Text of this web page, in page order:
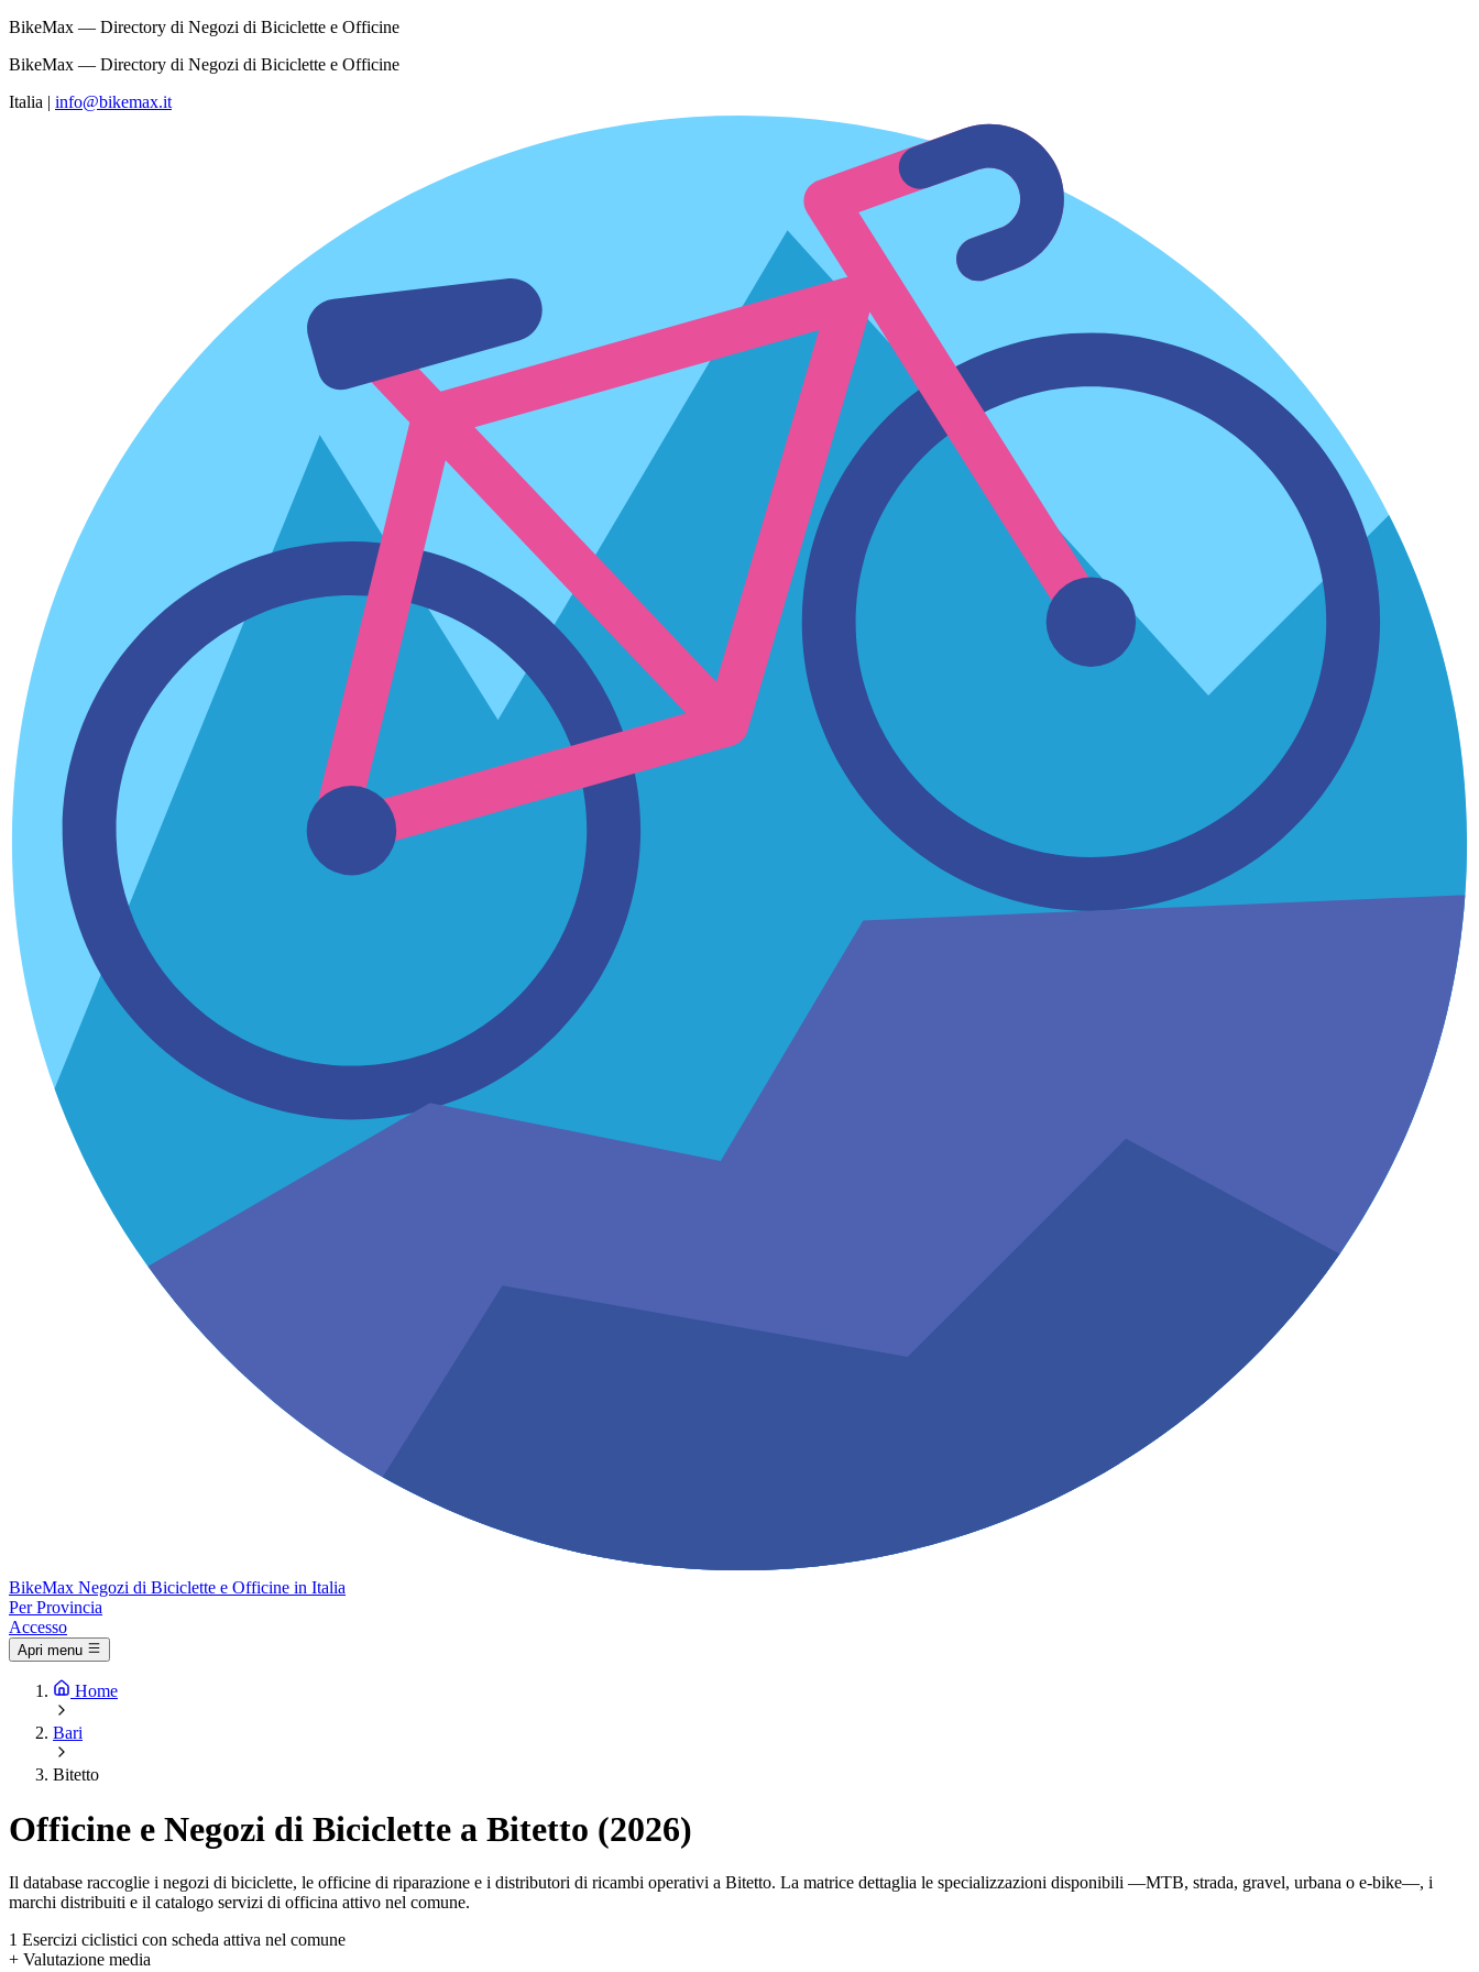
BikeMax — Directory di Negozi di Biciclette e Officine
BikeMax — Directory di Negozi di Biciclette e Officine
Italia | info@bikemax.it
BikeMax Negozi di Biciclette e Officine in Italia
Per Provincia
Accesso
Apri menu
Home
Bari
Bitetto
Officine e Negozi di Biciclette a Bitetto (2026)
Il database raccoglie i negozi di biciclette, le officine di riparazione e i distributori di ricambi operativi a Bitetto. La matrice dettaglia le specializzazioni disponibili —MTB, strada, gravel, urbana o e-bike—, i
marchi distribuiti e il catalogo servizi di officina attivo nel comune.
1 Esercizi ciclistici con scheda attiva nel comune
+ Valutazione media